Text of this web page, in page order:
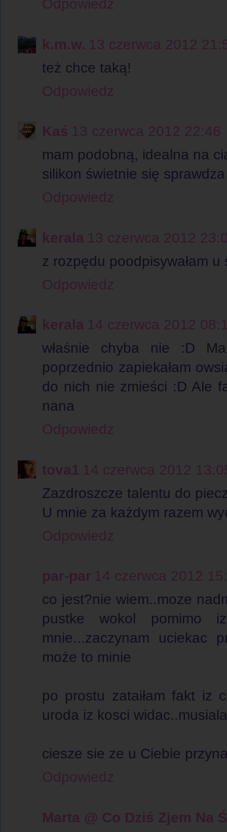
Odpowiedz
k.m.w. 13 czerwca 2012
też chce taką!
Odpowiedz
Kaś 13 czerwca 2012 22:46
mam podobną, idealna na
silikon świetnie się sprawdza
Odpowiedz
kerala 13 czerwca 2012
z rozpędu poodpisywałam u
Odpowiedz
kerala 14 czerwca 2012
właśnie chyba nie :D
poprzednio zapiekałam
do nich nie zmieści :D Ale
nana
Odpowiedz
tova1 14 czerwca 2012
Zazdroszcze talentu do
U mnie za każdym razem
Odpowiedz
par-par 14 czerwca 2012
co jest?nie wiem..moze
pustke wokol
mnie...zaczynam uciekac
może to minie
po prostu zataiłam fakt iz
uroda iz kosci
ciesze sie ze u Ciebie
Odpowiedz
Marta @ Co Dziś Zjem Na